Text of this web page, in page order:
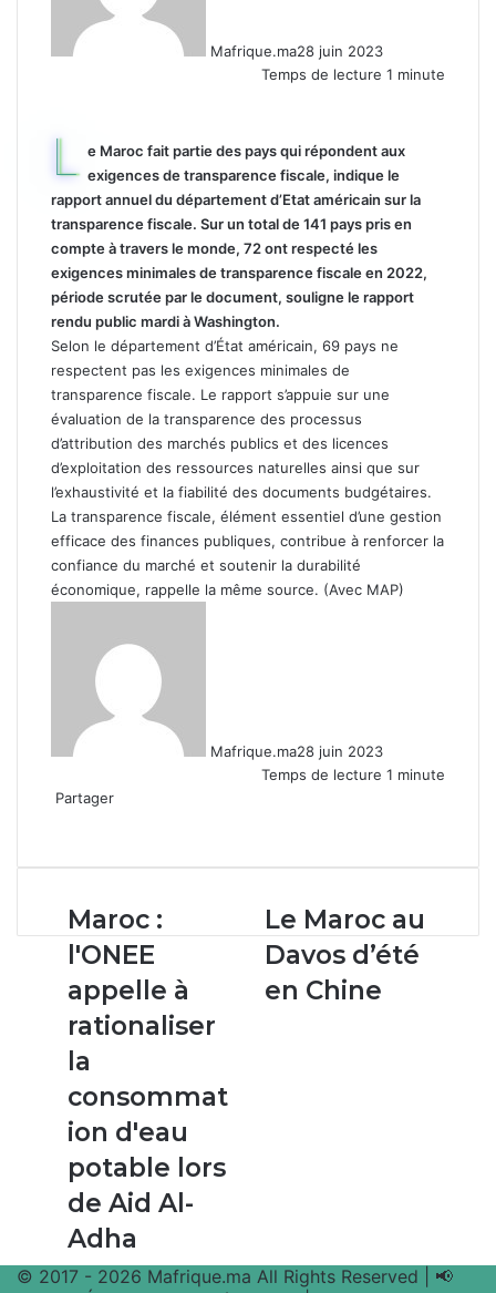
Mafrique.ma28 juin 2023
Temps de lecture 1 minute
L e Maroc fait partie des pays qui répondent aux
exigences de transparence fiscale, indique le
rapport annuel du département d’Etat américain sur la
transparence fiscale. Sur un total de 141 pays pris en
compte à travers le monde, 72 ont respecté les
exigences minimales de transparence fiscale en 2022,
période scrutée par le document, souligne le rapport
rendu public mardi à Washington.
Selon le département d’État américain, 69 pays ne
respectent pas les exigences minimales de
transparence fiscale. Le rapport s’appuie sur une
évaluation de la transparence des processus
d’attribution des marchés publics et des licences
d’exploitation des ressources naturelles ainsi que sur
l’exhaustivité et la fiabilité des documents budgétaires.
La transparence fiscale, élément essentiel d’une gestion
efficace des finances publiques, contribue à renforcer la
confiance du marché et soutenir la durabilité
économique, rappelle la même source. (Avec MAP)
Mafrique.ma28 juin 2023
Temps de lecture 1 minute
Partager
email
Maroc :
l'ONEE
appelle
à
rationaliser
la
consommation
d'eau
potable
lors
de
Aid
Al-
Adha
Maroc :
l'ONEE
appelle à
rationaliser
la
consommat
ion d'eau
potable lors
de Aid Al-
Adha
Le
Maroc
au
Davos
d’été
Le Maroc au
Davos d’été
en Chine
© 2017 - 2026 Mafrique.ma All Rights Reserved | 📢